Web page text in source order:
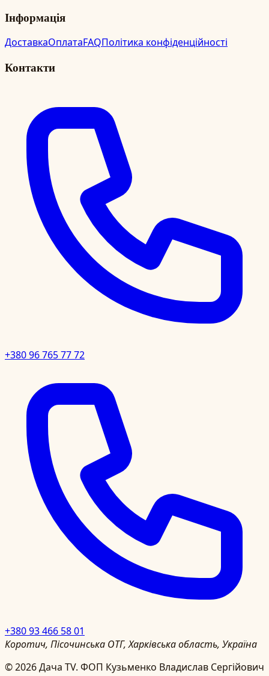
Інформація
ДоставкаОплатаFAQПолітика конфіденційності
Контакти
+380 96 765 77 72
+380 93 466 58 01
Коротич, Пісочинська ОТГ, Харківська область, Україна
©2026Дача TV. ФОП Кузьменко Владислав Сергійович